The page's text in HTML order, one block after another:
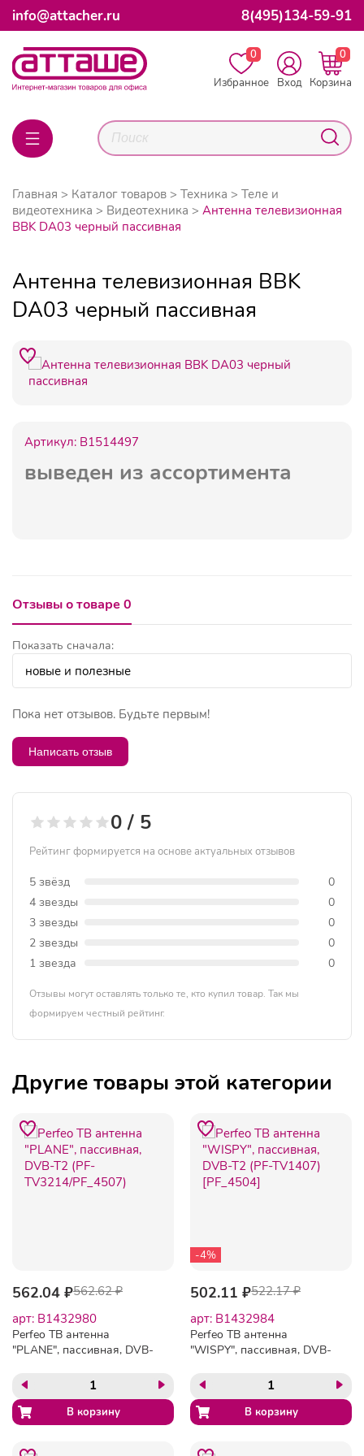
info@attacher.ru 8(495)134-59-91
0
Избранное
Вход
0
Корзина
Главная Каталог товаров Техника
Теле и
видеотехника
Видеотехника
Антенна телевизионная
BBK DA03 черный пассивная
Антенна телевизионная BBK
DA03 черный пассивная
Артикул: B1514497
выведен из ассортимента
Отзывы о товаре 0
Показать сначала:
Пока нет отзывов. Будьте первым!
Написать отзыв
0 / 5
Рейтинг формируется на основе актуальных отзывов
5 звёзд
0
4 звезды
0
3 звезды
0
2 звезды
0
1 звезда
0
Отзывы могут оставлять только те, кто купил товар. Так мы
формируем честный рейтинг.
Другие товары этой категории
562.04 ₽562.62 ₽
арт: B1432980
Perfeo ТВ антенна
"PLANE", пассивная, DVB-
-4%
502.11 ₽522.17 ₽
арт: B1432984
Perfeo ТВ антенна
"WISPY", пассивная, DVB-